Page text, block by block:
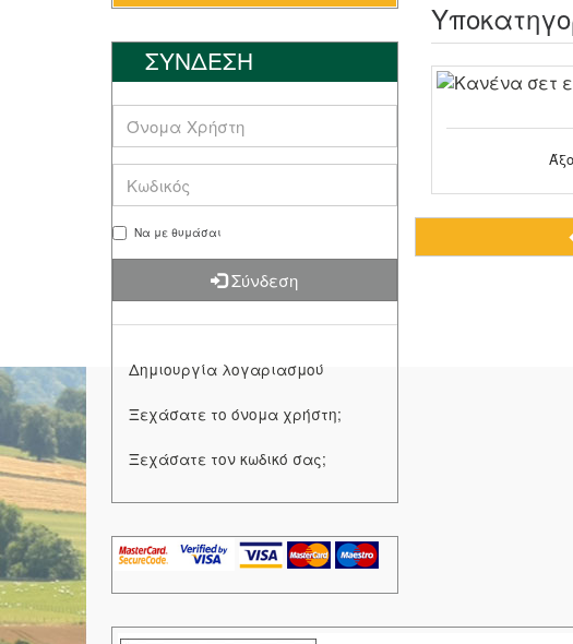
ΣΥΝΔΕΣΗ
Να με θυμάσαι
Σύνδεση
Δημιουργία λογαριασμού
Ξεχάσατε το όνομα χρήστη;
Ξεχάσατε τον κωδικό σας;